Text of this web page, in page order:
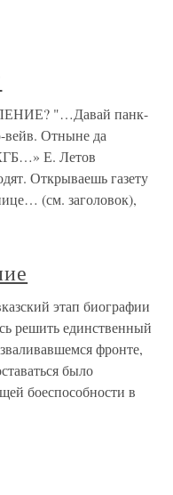
"…Давай панк-
вейв. Отныне да
Е. Летов
Открываешь газету
(см. заголовок),
этап биографии
решить единственный
фронте,
было
боеспособности в